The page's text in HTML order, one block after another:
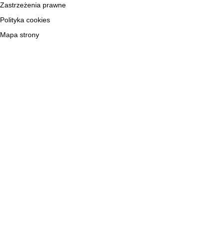
Zastrzeżenia prawne
Polityka cookies
Mapa strony